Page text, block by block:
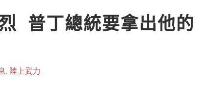
普丁總統要拿出他的
, 陸上武力